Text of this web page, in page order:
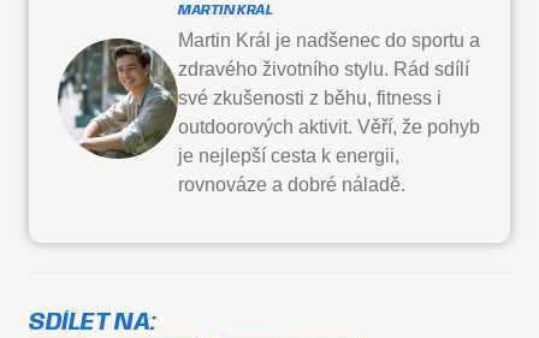
MARTIN KRÁL
Martin Král je nadšenec do sportu a
zdravého životního stylu. Rád sdílí
své zkušenosti z běhu, fitness i
outdoorových aktivit. Věří, že pohyb
je nejlepší cesta k energii,
rovnováze a dobré náladě.
SDÍLET NA: